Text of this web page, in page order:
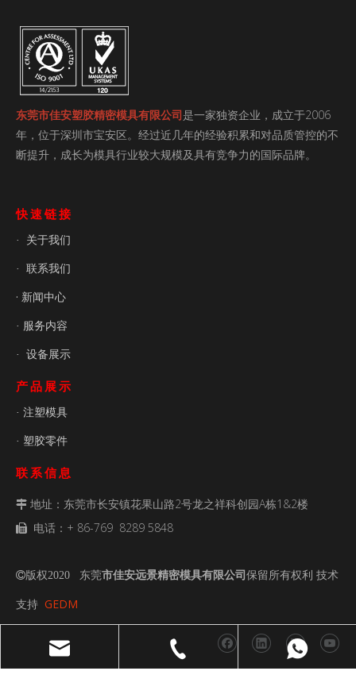
东莞市佳安塑胶精密模具有限公司是一家独资企业，成立于2006
年，位于深圳市宝安区。经过近几年的经验积累和对品质管控的不
断提升，成长为模具行业较大规模及具有竞争力的国际品牌。
快速链接
· 关于我们
· 联系我们
· 新闻中心
· 服务内容
· 设备展示
产品展示
· 注塑模具
· 塑胶零件
联系信息
 地址：东莞市长安镇花果山路2号龙之祥科创园A栋1&2楼
 电话：+ 86-769 8289 5848
电子邮件：admin@ja-mouldtech.com
版权2020 东莞市佳安远景精密模具有限公司 保留所有权利 技术
支持 GEDM